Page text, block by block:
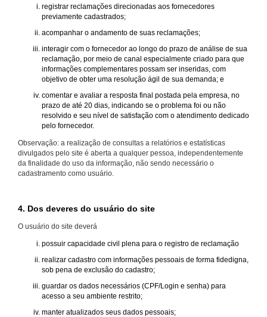
registrar reclamações direcionadas aos fornecedores
previamente cadastrados;
acompanhar o andamento de suas reclamações;
interagir com o fornecedor ao longo do prazo de análise de sua
reclamação, por meio de canal especialmente criado para que
informações complementares possam ser inseridas, com
objetivo de obter uma resolução ágil de sua demanda; e
comentar e avaliar a resposta final postada pela empresa, no
prazo de até 20 dias, indicando se o problema foi ou não
resolvido e seu nível de satisfação com o atendimento dedicado
pelo fornecedor.
Observação: a realização de consultas a relatórios e estatísticas
divulgados pelo site é aberta a qualquer pessoa, independentemente
da finalidade do uso da informação, não sendo necessário o
cadastramento como usuário.
4. Dos deveres do usuário do site
O usuário do site deverá
possuir capacidade civil plena para o registro de reclamação
realizar cadastro com informações pessoais de forma fidedigna,
sob pena de exclusão do cadastro;
guardar os dados necessários (CPF/Login e senha) para
acesso a seu ambiente restrito;
manter atualizados seus dados pessoais;